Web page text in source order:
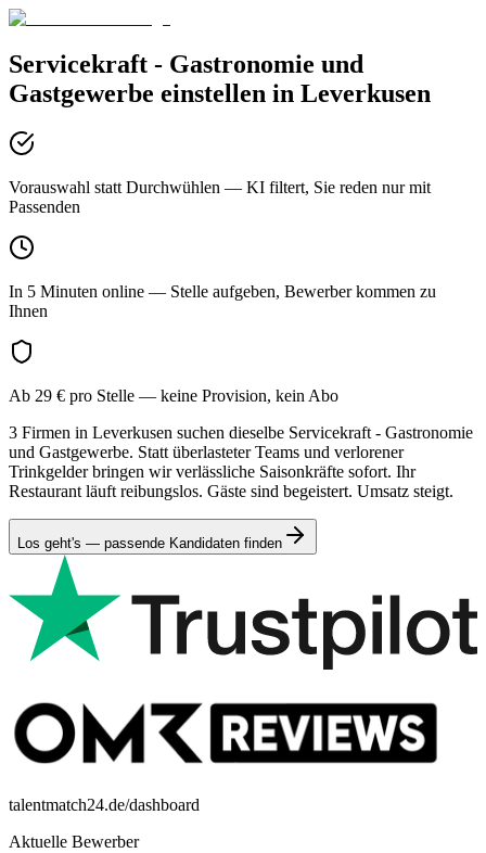
Servicekraft - Gastronomie und
Gastgewerbe einstellen in Leverkusen
Vorauswahl statt Durchwühlen — KI filtert, Sie reden nur mit
Passenden
In 5 Minuten online — Stelle aufgeben, Bewerber kommen zu
Ihnen
Ab 29 € pro Stelle — keine Provision, kein Abo
3 Firmen in Leverkusen suchen dieselbe Servicekraft - Gastronomie
und Gastgewerbe. Statt überlasteter Teams und verlorener
Trinkgelder bringen wir verlässliche Saisonkräfte sofort. Ihr
Restaurant läuft reibungslos. Gäste sind begeistert. Umsatz steigt.
Los geht's — passende Kandidaten finden
talentmatch24.de/dashboard
Aktuelle Bewerber